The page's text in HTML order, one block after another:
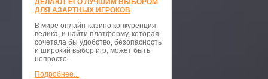
ДЕЛАЮТ ЕГО ЛУЧШИМ ВЫБОРОМ
ДЛЯ АЗАРТНЫХ ИГРОКОВ
В мире онлайн-казино конкуренция
велика, и найти платформу, которая
сочетала бы удобство, безопасность
и широкий выбор игр, может быть
непросто.
Подробнее...